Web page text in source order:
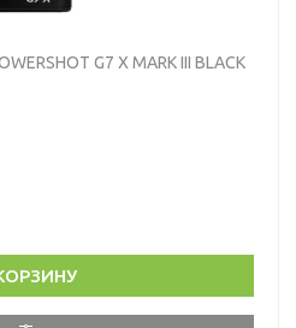
G7 X MARK III BLACK